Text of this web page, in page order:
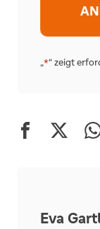
„*“ zeigt
Alternative:
Eva